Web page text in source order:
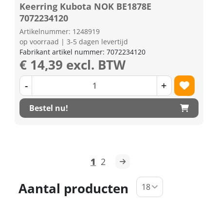
Keerring Kubota NOK BE1878E
7072234120
Artikelnummer: 1248919
op voorraad | 3-5 dagen levertijd
Fabrikant artikel nummer: 7072234120
€ 14,39 excl. BTW
- +
Bestel nu!
1 2
Aantal producten